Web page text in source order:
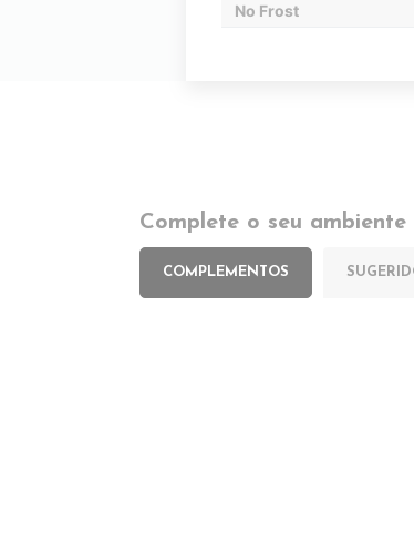
No Frost
Complete o seu ambiente
COMPLEMENTOS